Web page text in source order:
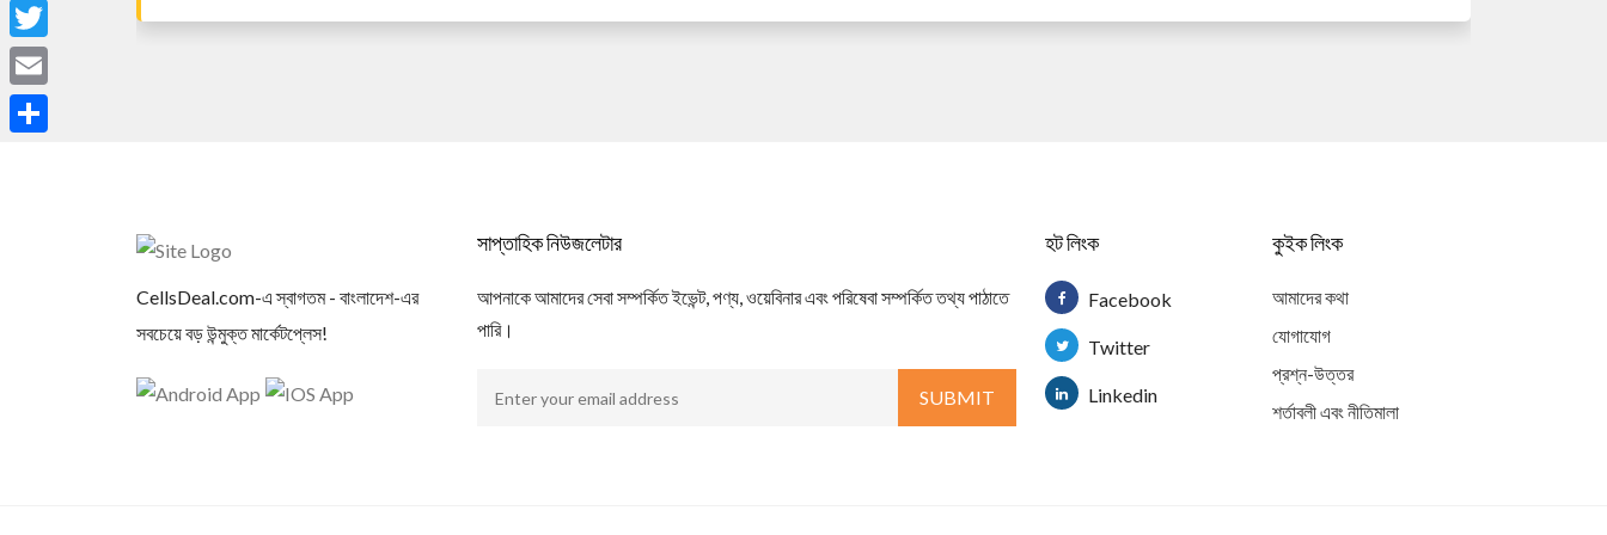
CellsDeal.com-এ স্বাগতম - বাংলাদেশ-এর
সবচেয়ে বড় উন্মুক্ত মার্কেটপ্লেস!
সাপ্তাহিক নিউজলেটার
আপনাকে আমাদের সেবা সম্পর্কিত ইভেন্ট, পণ্য, ওয়েবিনার এবং পরিষেবা সম্পর্কিত তথ্য পাঠাতে
পারি।
হট লিংক
Facebook
Twitter
Linkedin
কুইক লিংক
আমাদের কথা
যোগাযোগ
প্রশ্ন-উত্তর
শর্তাবলী এবং নীতিমালা
Facebook
Twitter
Email